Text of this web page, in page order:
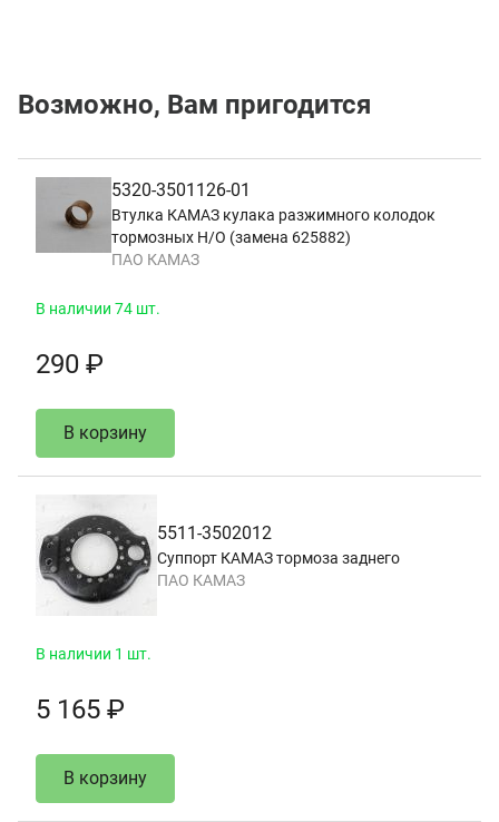
Возможно, Вам пригодится
5320-3501126-01
Втулка КАМАЗ кулака разжимного колодок
тормозных Н/О (замена 625882)
ПАО КАМАЗ
В наличии 74 шт.
290 ₽
В корзину
5511-3502012
Суппорт КАМАЗ тормоза заднего
ПАО КАМАЗ
В наличии 1 шт.
5 165 ₽
В корзину